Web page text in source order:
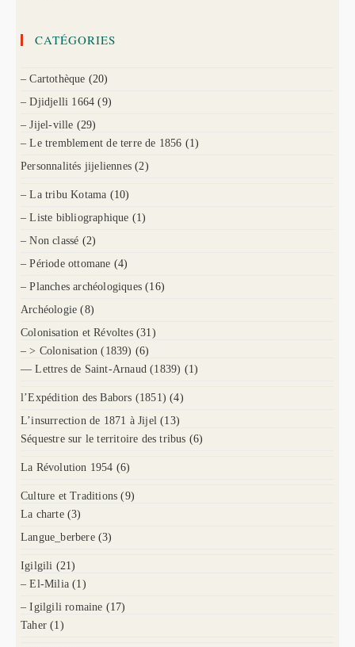
CATÉGORIES
– Cartothèque (20)
– Djidjelli 1664 (9)
– Jijel-ville (29)
– Le tremblement de terre de 1856 (1)
Personnalités jijeliennes (2)
– La tribu Kotama (10)
– Liste bibliographique (1)
– Non classé (2)
– Période ottomane (4)
– Planches archéologiques (16)
Archéologie (8)
Colonisation et Révoltes (31)
– > Colonisation (1839) (6)
— Lettres de Saint-Arnaud (1839) (1)
l’Expédition des Babors (1851) (4)
L’insurrection de 1871 à Jijel (13)
Séquestre sur le territoire des tribus (6)
La Révolution 1954 (6)
Culture et Traditions (9)
La charte (3)
Langue_berbere (3)
Igilgili (21)
– El-Milia (1)
– Igilgili romaine (17)
Taher (1)